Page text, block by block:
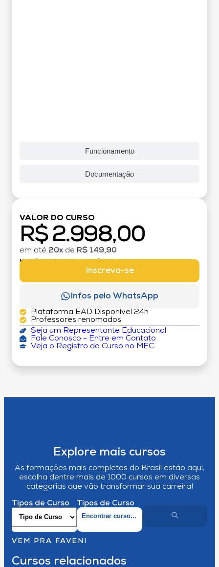
Funcionamento
Documentação
VALOR DO CURSO
R$ 2.998,00
em até 20x de R$ 149,90
MATRÍCULA:
Inscreva-se
Infos pelo WhatsApp
Plataforma EAD Disponível 24h
Professores renomados
Seja um Representante Educacional
Fale Conosco - Entre em Contato
Veja o Registro do Curso no MEC
Explore mais cursos
As formações mais completas do Brasil estão aqui,
escolha dentre mais de 1000 cursos em diversas
categorias que vão transformar sua carreira!
Tipos de Curso Tipos de Curso
VEM PRA FAVENI
Cursos relacionados